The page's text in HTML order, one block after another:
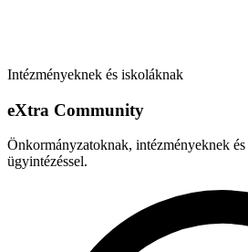
Intézményeknek és iskoláknak
eXtra Community
Önkormányzatoknak, intézményeknek
ügyintézéssel.